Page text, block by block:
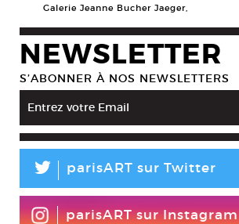
Galerie Jeanne Bucher Jaeger,
NEWSLETTER
S’ABONNER À NOS NEWSLETTERS
L parisART sur Twitter
parisART sur Instagram